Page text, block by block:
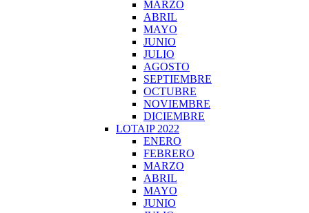
MARZO
ABRIL
MAYO
JUNIO
JULIO
AGOSTO
SEPTIEMBRE
OCTUBRE
NOVIEMBRE
DICIEMBRE
LOTAIP 2022
ENERO
FEBRERO
MARZO
ABRIL
MAYO
JUNIO